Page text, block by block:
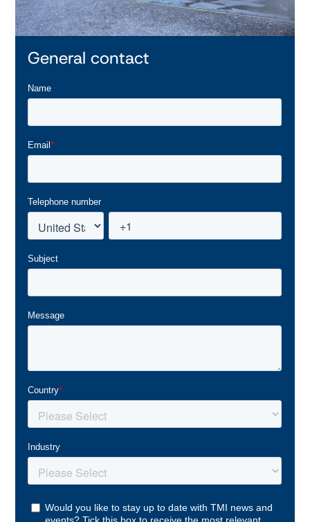
General contact